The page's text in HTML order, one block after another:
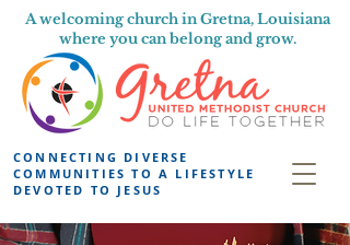
A welcoming church in Gretna, Louisiana
where you can belong and grow.
CONNECTING DIVERSE
COMMUNITIES TO A LIFESTYLE
DEVOTED TO JESUS